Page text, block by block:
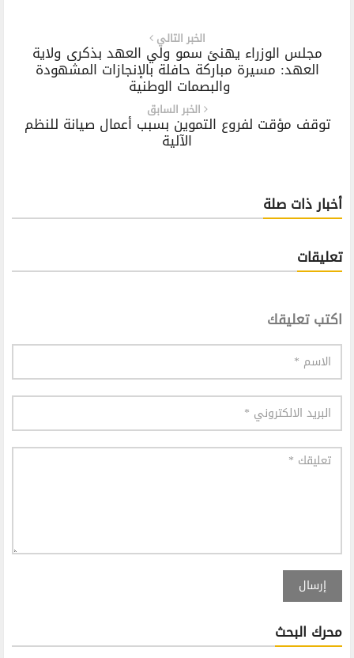
الخبر التالي
‏مجلس الوزراء‬⁩ يهنئ سمو ولي العهد بذكرى ولاية
العهد: مسيرة مباركة حافلة بالإنجازات المشهودة
والبصمات الوطنية ‏
الخبر السابق
توقف مؤقت لفروع التموين بسبب أعمال صيانة للنظم
الآلية
أخبار ذات صلة
تعليقات
اكتب تعليقك
إرسال
محرك البحث